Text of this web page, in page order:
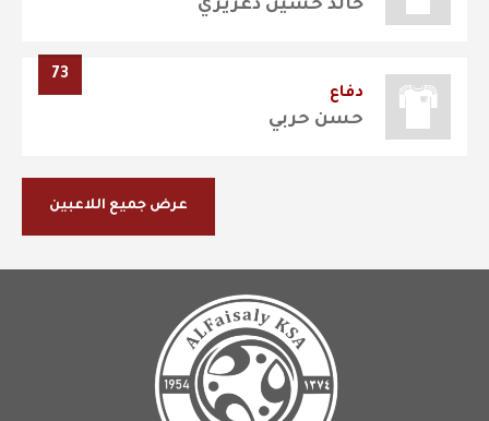
خالد حسين دغريري
73
دفاع
حسن حربي
عرض جميع اللاعبين